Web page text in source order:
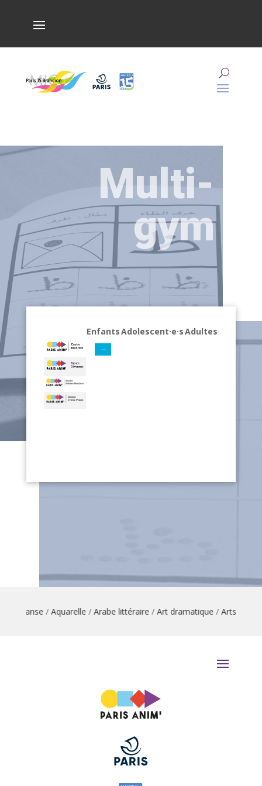
Multi-
gym
EnfantsAdolescent·e·sAdultes
danse/Aquarelle/Arabe littéraire/Art dramatique/Arts du